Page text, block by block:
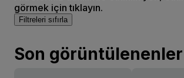
görmek için tıklayın.
Filtreleri sıfırla
Son görüntülenenler